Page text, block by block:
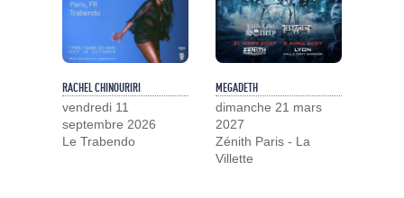
RACHEL CHINOURIRI
vendredi 11
septembre 2026
Le Trabendo
MEGADETH
dimanche 21 mars
2027
Zénith Paris - La
Villette